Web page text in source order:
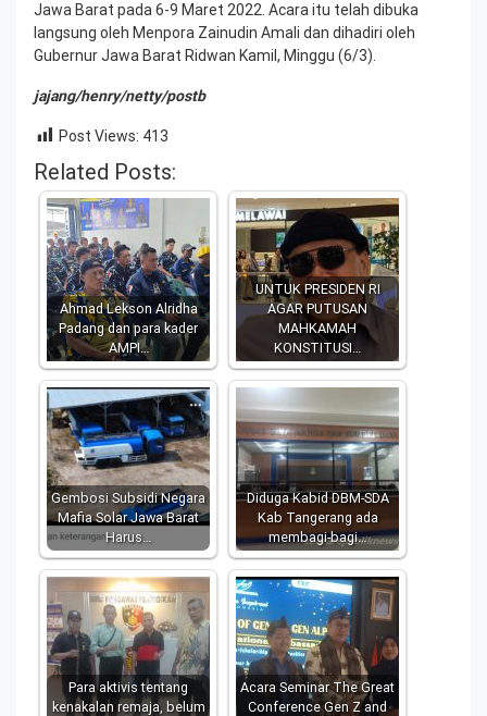
Jawa Barat pada 6-9 Maret 2022. Acara itu telah dibuka
langsung oleh Menpora Zainudin Amali dan dihadiri oleh
Gubernur Jawa Barat Ridwan Kamil, Minggu (6/3).
jajang/henry/netty/postb
Post Views: 413
Related Posts:
Ahmad Lekson Alridha
Padang dan para kader
AMPI…
UNTUK PRESIDEN RI
AGAR PUTUSAN
MAHKAMAH
KONSTITUSI…
Gembosi Subsidi Negara
Mafia Solar Jawa Barat
Harus…
Diduga Kabid DBM-SDA
Kab Tangerang ada
membagi-bagi…
Para aktivis tentang
kenakalan remaja, belum
Acara Seminar The Great
Conference Gen Z and